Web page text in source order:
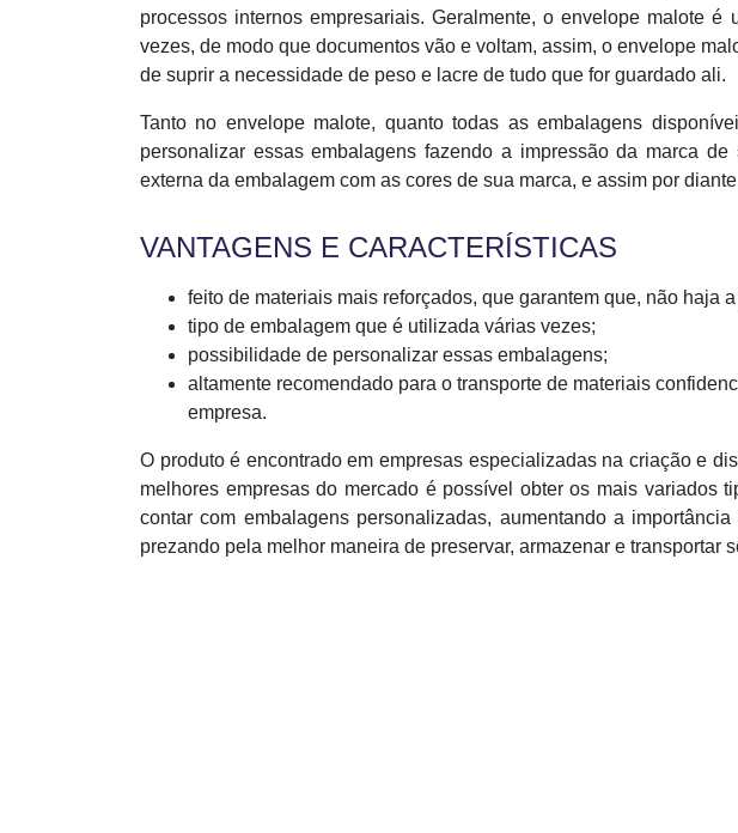
processos internos empresariais. Geralmente, o envelope malote
vezes, de modo que documentos vão e voltam, assim, o envelope
de suprir a necessidade de peso e lacre de tudo que for guardado ali.
Tanto no envelope malote, quanto todas as embalagens
personalizar essas embalagens fazendo a impressão da marca
externa da embalagem com as cores de sua marca, e assim por
VANTAGENS E CARACTERÍSTICAS
feito de materiais mais reforçados, que garantem que, não haja
tipo de embalagem que é utilizada várias vezes;
possibilidade de personalizar essas embalagens;
altamente recomendado para o transporte de materiais
empresa.
O produto é encontrado em empresas especializadas na criação e
melhores empresas do mercado é possível obter os mais variados
contar com embalagens personalizadas, aumentando a
prezando pela melhor maneira de preservar, armazenar e transportar